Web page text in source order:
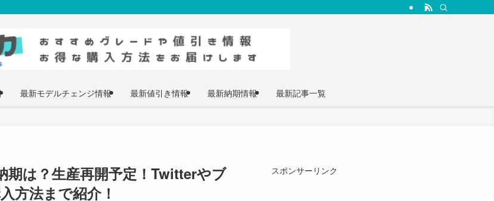
最新モデルチェンジ情報 最新値引き情報 最新納期情報 最新記事一覧
期は？生産再開予定！Twitterやブ
方法まで紹介！
スポンサーリンク